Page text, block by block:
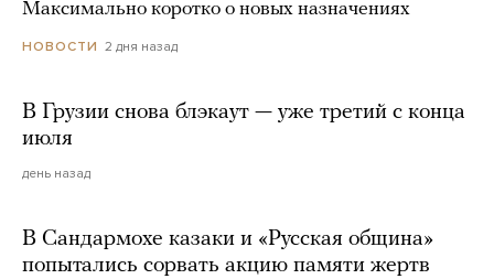
Максимально коротко о новых назначениях
НОВОСТИ 2 дня назад
В Грузии снова блэкаут — уже третий с конца
июля
день назад
В Сандармохе казаки и «Русская община»
попытались сорвать акцию памяти жертв